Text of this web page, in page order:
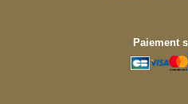
Paiement